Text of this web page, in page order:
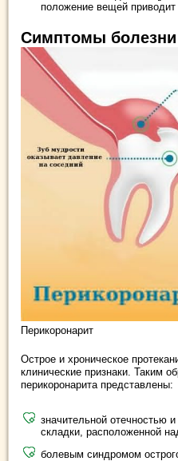
положение вещей приводит
Симптомы болезни
Перикоронарит
Острое и хроническое
клинические признаки. Таким
перикоронарита представлены:
значительной отечностью
складки, расположенной
болевым синдромом